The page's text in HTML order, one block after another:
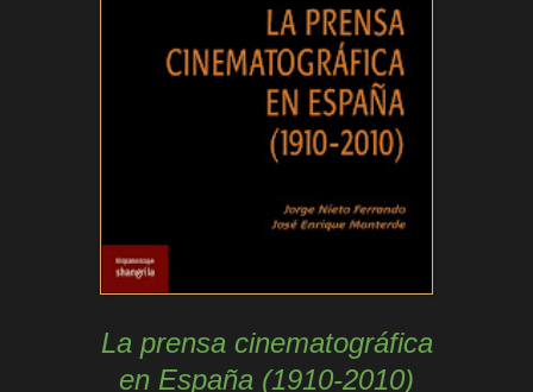
La prensa cinematográfica
en España (1910-2010)